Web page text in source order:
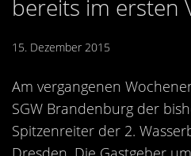
Verein
News
Nachwuchs
bereits im ersten
15. Dezember 2015
Am vergangenen
SGW Brandenburg der
Spitzenreiter der 2.